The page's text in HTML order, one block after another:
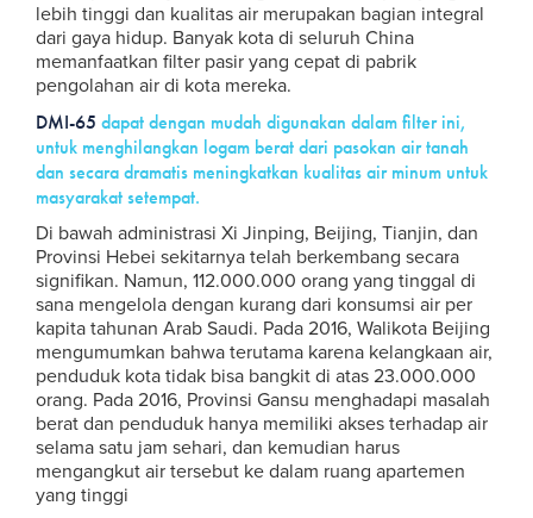
lebih tinggi dan kualitas air merupakan bagian integral
dari gaya hidup. Banyak kota di seluruh China
memanfaatkan filter pasir yang cepat di pabrik
pengolahan air di kota mereka.
DMI-65 dapat dengan mudah digunakan dalam filter ini,
untuk menghilangkan logam berat dari pasokan air tanah
dan secara dramatis meningkatkan kualitas air minum untuk
masyarakat setempat.
Di bawah administrasi Xi Jinping, Beijing, Tianjin, dan
Provinsi Hebei sekitarnya telah berkembang secara
signifikan. Namun, 112.000.000 orang yang tinggal di
sana mengelola dengan kurang dari konsumsi air per
kapita tahunan Arab Saudi. Pada 2016, Walikota Beijing
mengumumkan bahwa terutama karena kelangkaan air,
penduduk kota tidak bisa bangkit di atas 23.000.000
orang. Pada 2016, Provinsi Gansu menghadapi masalah
berat dan penduduk hanya memiliki akses terhadap air
selama satu jam sehari, dan kemudian harus
mengangkut air tersebut ke dalam ruang apartemen
yang tinggi